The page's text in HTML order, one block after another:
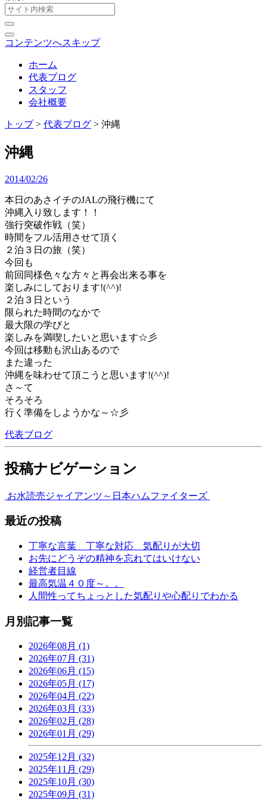
コンテンツへスキップ
ホーム
代表ブログ
スタッフ
会社概要
トップ> 代表ブログ > 沖縄
沖縄
2014/02/26
本日のあさイチのJALの飛行機にて
沖縄入り致します！！
強行突破作戦（笑）
時間をフル活用させて頂く
２泊３日の旅（笑）
今回も
前回同様色々な方々と再会出来る事を
楽しみにしております!(^^)!
２泊３日という
限られた時間のなかで
最大限の学びと
楽しみを満喫したいと思います☆彡
今回は移動も沢山あるので
また違った
沖縄を味わせて頂こうと思います!(^^)!
さ～て
そろそろ
行く準備をしようかな～☆彡
代表ブログ
投稿ナビゲーション
お水読売ジャイアンツ～日本ハムファイターズ
最近の投稿
丁寧な言葉 丁寧な対応 気配りが大切
お先にどうぞの精神を忘れてはいけない
経営者目線
最高気温４０度～。。
人間性ってちょっとした気配りや心配りでわかる
月別記事一覧
2026年08月 (1)
2026年07月 (31)
2026年06月 (15)
2026年05月 (17)
2026年04月 (22)
2026年03月 (33)
2026年02月 (28)
2026年01月 (29)
2025年12月 (32)
2025年11月 (29)
2025年10月 (30)
2025年09月 (31)